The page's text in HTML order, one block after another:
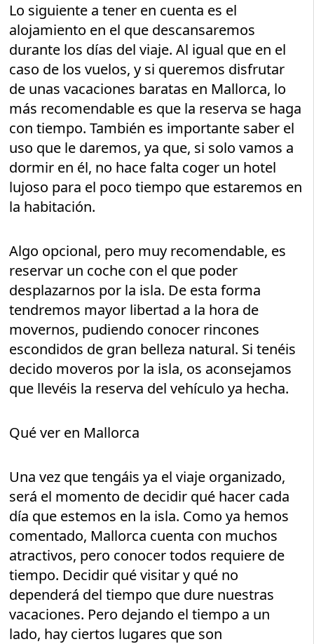
Lo siguiente a tener en cuenta es el
alojamiento en el que descansaremos
durante los días del viaje. Al igual que en el
caso de los vuelos, y si queremos disfrutar
de unas vacaciones baratas en Mallorca, lo
más recomendable es que la reserva se haga
con tiempo. También es importante saber el
uso que le daremos, ya que, si solo vamos a
dormir en él, no hace falta coger un hotel
lujoso para el poco tiempo que estaremos en
la habitación.
Algo opcional, pero muy recomendable, es
reservar un coche con el que poder
desplazarnos por la isla. De esta forma
tendremos mayor libertad a la hora de
movernos, pudiendo conocer rincones
escondidos de gran belleza natural. Si tenéis
decido moveros por la isla, os aconsejamos
que llevéis la reserva del vehículo ya hecha.
Qué ver en Mallorca
Una vez que tengáis ya el viaje organizado,
será el momento de decidir qué hacer cada
día que estemos en la isla. Como ya hemos
comentado, Mallorca cuenta con muchos
atractivos, pero conocer todos requiere de
tiempo. Decidir qué visitar y qué no
dependerá del tiempo que dure nuestras
vacaciones. Pero dejando el tiempo a un
lado, hay ciertos lugares que son